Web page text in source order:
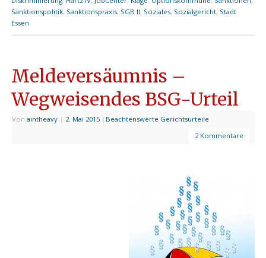
Sanktionspolitik, Sanktionspraxis, SGB II, Soziales, Sozialgericht, Stadt
Essen
Meldeversäumnis –
Wegweisendes BSG-Urteil
Von aintheavy | 2. Mai 2015 | Beachtenswerte Gerichtsurteile
2 Kommentare